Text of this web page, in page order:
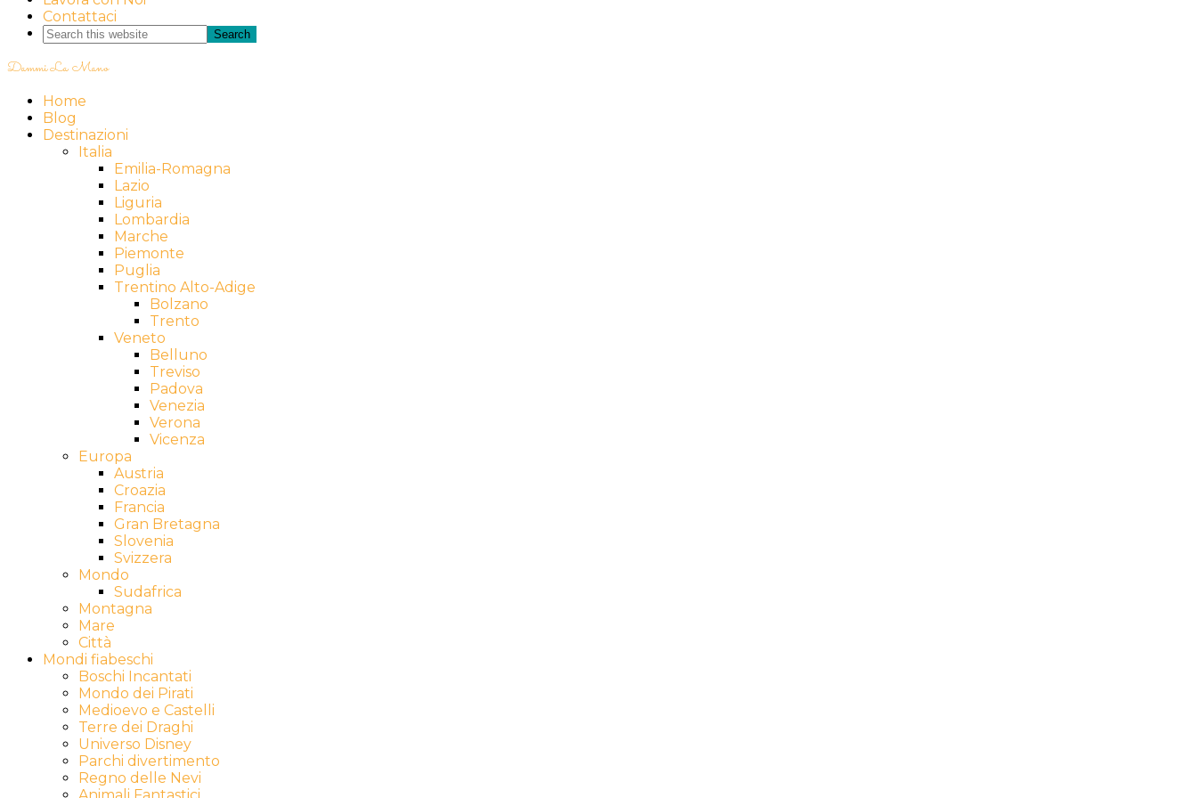
Contattaci
Dammi La Mano
Home
Blog
Destinazioni
Italia
Emilia-Romagna
Lazio
Liguria
Lombardia
Marche
Piemonte
Puglia
Trentino Alto-Adige
Bolzano
Trento
Veneto
Belluno
Treviso
Padova
Venezia
Verona
Vicenza
Europa
Austria
Croazia
Francia
Gran Bretagna
Slovenia
Svizzera
Mondo
Sudafrica
Montagna
Mare
Città
Mondi fiabeschi
Boschi Incantati
Mondo dei Pirati
Medioevo e Castelli
Terre dei Draghi
Universo Disney
Parchi divertimento
Regno delle Nevi